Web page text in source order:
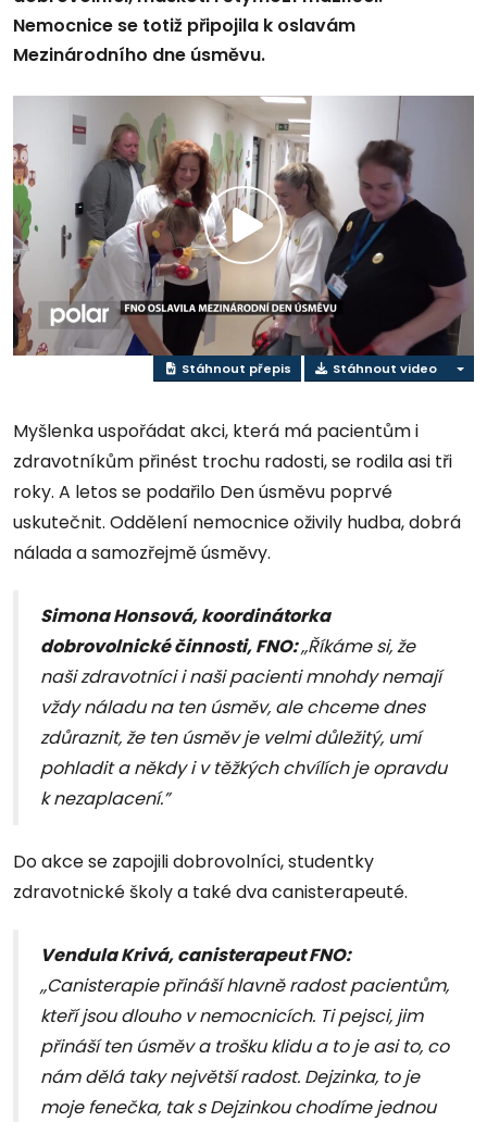
Nemocnice se totiž připojila k oslavám
Mezinárodního dne úsměvu.
Přehrát
video
Stáhnout přepis Stáhnout video
Myšlenka uspořádat akci, která má pacientům i
zdravotníkům přinést trochu radosti, se rodila asi tři
roky. A letos se podařilo Den úsměvu poprvé
uskutečnit. Oddělení nemocnice oživily hudba, dobrá
nálada a samozřejmě úsměvy.
Simona Honsová, koordinátorka
dobrovolnické činnosti, FNO:,,Říkáme si, že
naši zdravotníci i naši pacienti mnohdy nemají
vždy náladu na ten úsměv, alechceme dnes
zdůraznit, že ten úsměv je velmi důležitý, umí
pohladit a někdy i v těžkých chvílích je opravdu
k nezaplacení.”
Do akce se zapojili dobrovolníci, studentky
zdravotnické školy a také dva canisterapeuté.
Vendula Krivá, canisterapeut FNO:
,,Canisterapie přináší hlavně radost pacientům,
kteří jsou dlouho v nemocnicích. Ti pejsci, jim
přináší ten úsměv a trošku klidu a to je asi to, co
nám dělá taky největší radost. Dejzinka, to je
moje fenečka, tak s Dejzinkou chodíme jednou